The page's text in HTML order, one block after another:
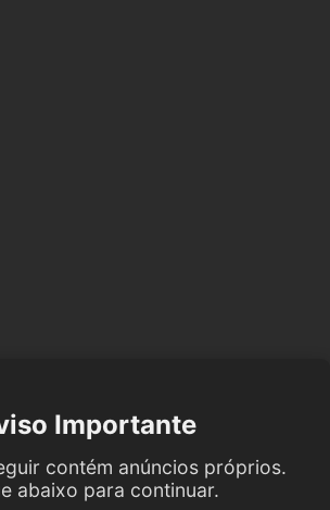
Importante
contém anúncios próprios.
abaixo para continuar.